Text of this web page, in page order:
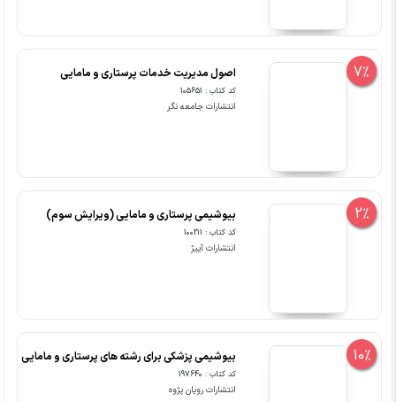
7% اصول مدیریت خدمات پرستاری و مامایی
کد کتاب : 105651
انتشارات جامعه نگر
2% بیوشیمی پرستاری و مامایی (ویرایش سوم)
کد کتاب : 100211
انتشارات آییژ
10% بیوشیمی پزشکی برای رشته های پرستاری و مامایی
کد کتاب : 197640
انتشارات رویان پژوه